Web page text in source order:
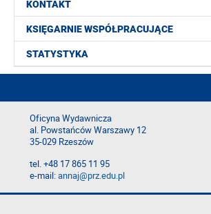
KONTAKT
KSIĘGARNIE WSPÓŁPRACUJĄCE
STATYSTYKA
Oficyna Wydawnicza
al. Powstańców Warszawy 12
35-029 Rzeszów
tel. +48 17 865 11 95
e-mail:annaj@prz.edu.pl
Deklaracja dostępności